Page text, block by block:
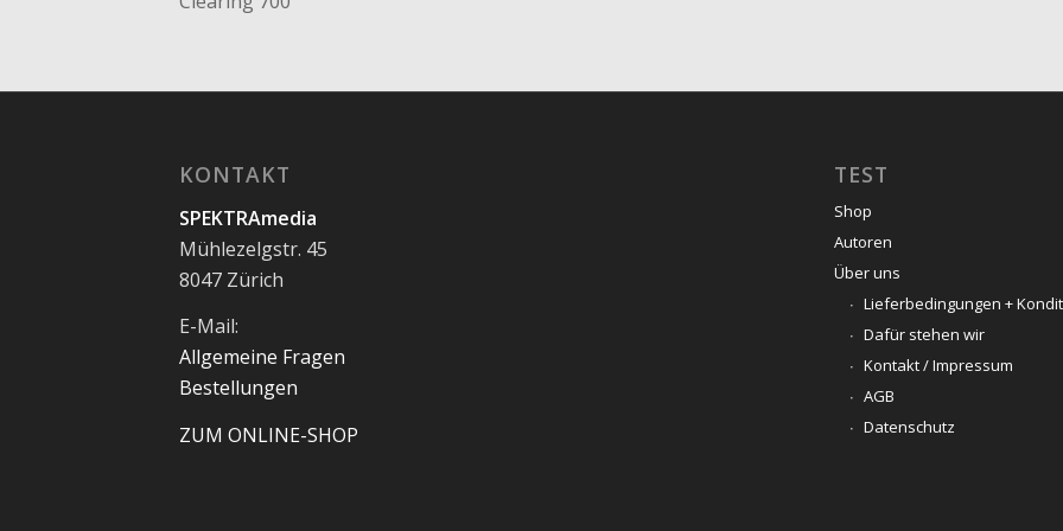
KONTAKT
SPEKTRAmedia
Mühlezelgstr. 45
8047 Zürich
E-Mail:
Allgemeine Fragen
Bestellungen
ZUM ONLINE-SHOP
TEST
Shop
Autoren
Über uns
Lieferbedingungen +
Dafür stehen wir
Kontakt / Impressum
AGB
Datenschutz